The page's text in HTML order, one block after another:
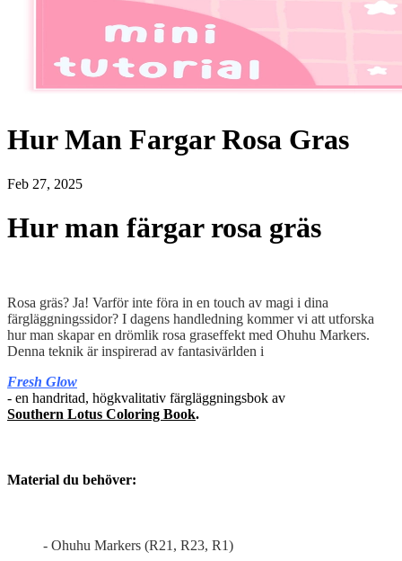
Hur Man Fargar Rosa Gras
Feb 27, 2025
Hur man färgar rosa gräs
Rosa gräs? Ja! Varför inte föra in en touch av magi i dina
färgläggningssidor? I dagens handledning kommer vi att utforska
hur man skapar en drömlik rosa graseffekt med Ohuhu Markers.
Denna teknik är inspirerad av fantasivärlden i
Fresh Glow
- en handritad, högkvalitativ färgläggningsbok av
Southern Lotus Coloring Book.
Material du behöver:
- Ohuhu Markers (R21, R23, R1)